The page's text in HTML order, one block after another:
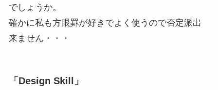
でしょうか。
確かに私も方眼罫が好きでよく使うので否定派出
来ません・・・
「Design Skill」